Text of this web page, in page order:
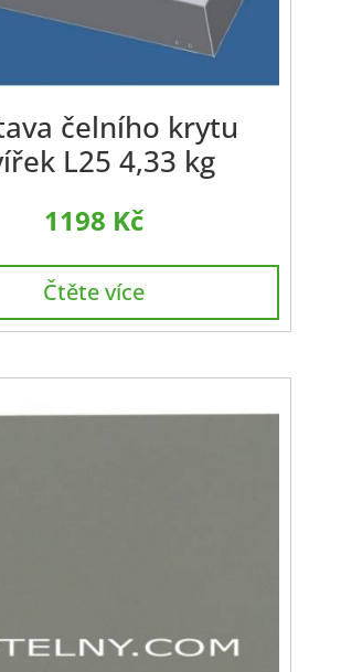
čelního krytu
L25 4,33 kg
1198 Kč
Čtěte více